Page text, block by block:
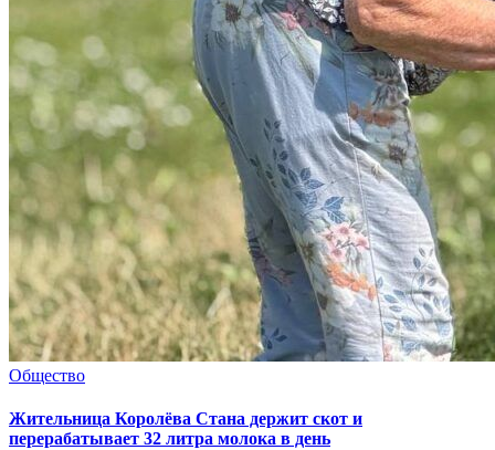
Общество
Жительница Королёва Стана держит скот и
перерабатывает 32 литра молока в день